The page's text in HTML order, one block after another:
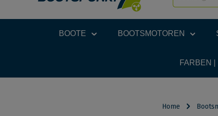
BOOTE BOOTSMOTOREN
FARBEN
Home